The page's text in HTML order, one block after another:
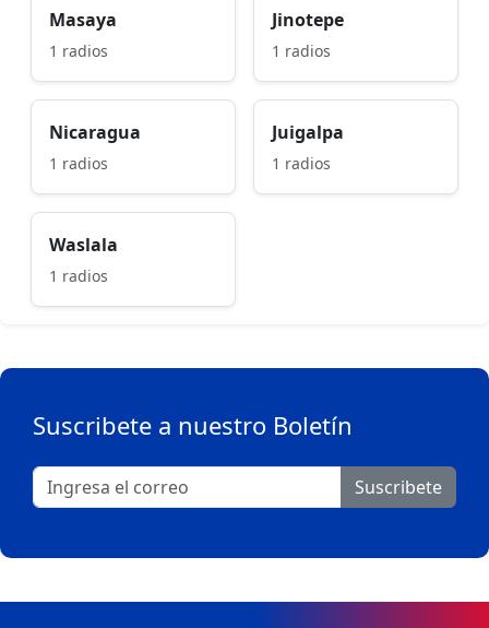
Masaya
1 radios
Jinotepe
1 radios
Nicaragua
1 radios
Juigalpa
1 radios
Waslala
1 radios
Suscribete a nuestro Boletín
Suscribete